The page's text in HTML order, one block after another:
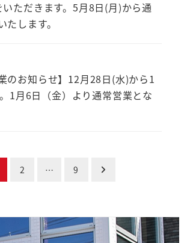
いただきます。5月8日(月)から通
します。
のお知らせ】12月28日(水)から1
1月6日（金）より通常営業とな
2 … 9